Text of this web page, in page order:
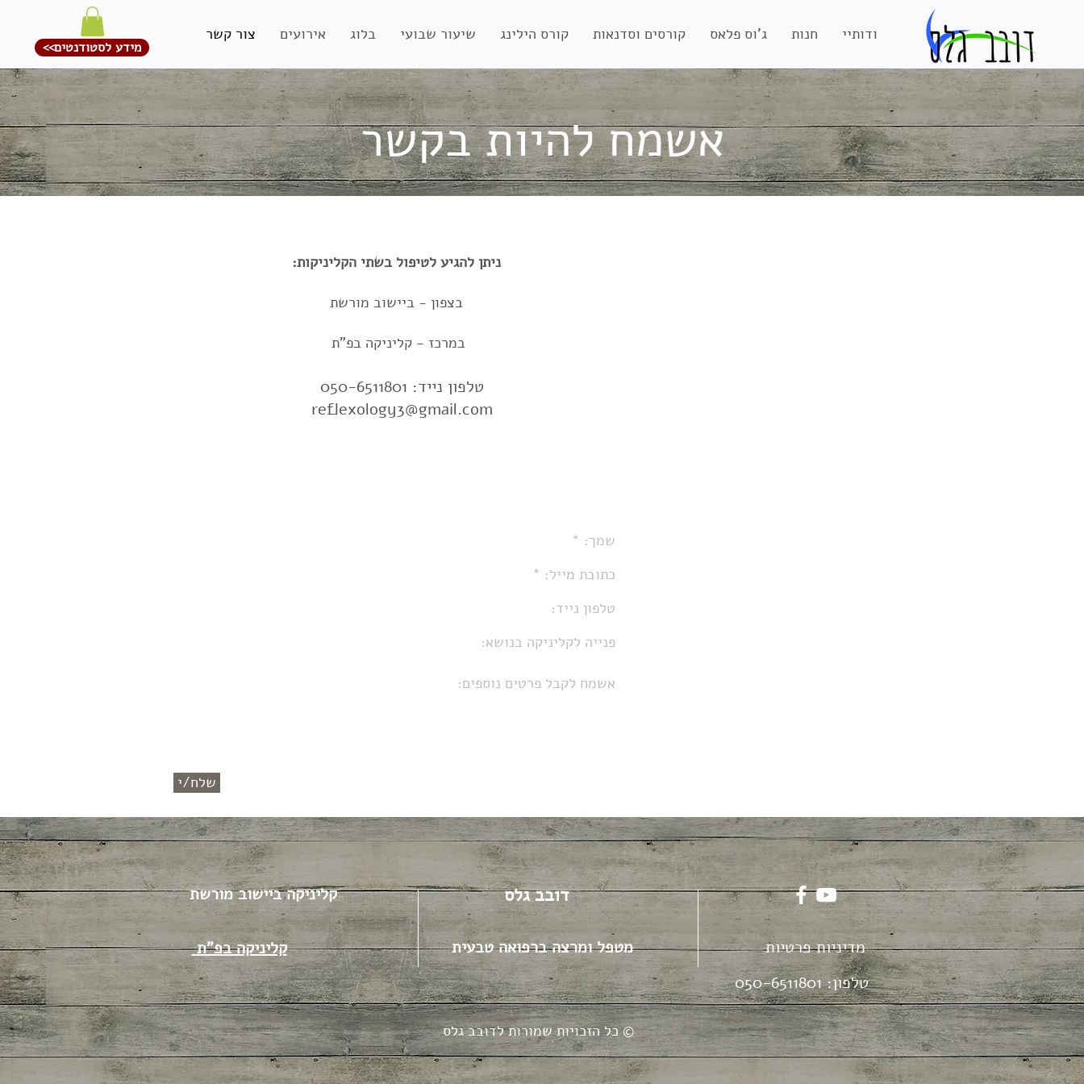
<<מידע לסטודנטים
אודותיי חנות ג'וס פלאס קורסים וסדנאות קורס הילינג שיעור שבועי בלוג אירועים צור קשר
אשמח להיות בקשר
ניתן להגיע לטיפול בשתי הקליניקות:
בצפון - ביישוב מורשת
במרכז - קליניקה בפ"ת
טלפון נייד: 050-6511801
reflexology3@gmail.com
שלח/י
קליניקה ביישוב מורשת
קליניקה בפ"ת
דובב גלס
מטפל ומרצה ברפואה טבעית
מדיניות פרטיות
טלפון:050-6511801
כל הזכויות שמורות לדובב גלס ©